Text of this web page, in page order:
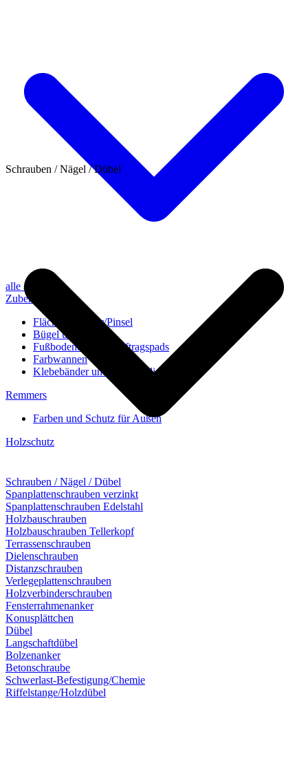
alle anzeigen
Zubehör
Flächenstreicher/Pinsel
Bügel und Rollen
Fußbodenbürsten/Auftragspads
Farbwannen
Klebebänder und Abdeckvlies
Remmers
Farben und Schutz für Außen
Holzschutz
Schrauben / Nägel / Dübel
Schrauben / Nägel / Dübel
Spanplattenschrauben verzinkt
Spanplattenschrauben Edelstahl
Holzbauschrauben
Holzbauschrauben Tellerkopf
Terrassenschrauben
Dielenschrauben
Distanzschrauben
Verlegeplattenschrauben
Holzverbinderschrauben
Fensterrahmenanker
Konusplättchen
Dübel
Langschaftdübel
Bolzenanker
Betonschraube
Schwerlast-Befestigung/Chemie
Riffelstange/Holzdübel